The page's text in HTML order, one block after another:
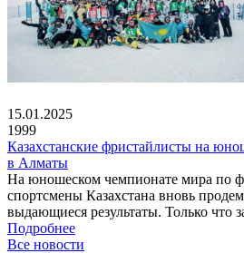
15.01.2025
1999
Казахстанские фристайлисты на
в Алматы
На юношеском чемпионате мира по
спортсмены Казахстана вновь
выдающиеся результаты. Только что
Подробнее
Все новости